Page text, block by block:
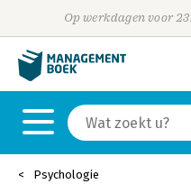
Op werkdagen voor
Psychologie